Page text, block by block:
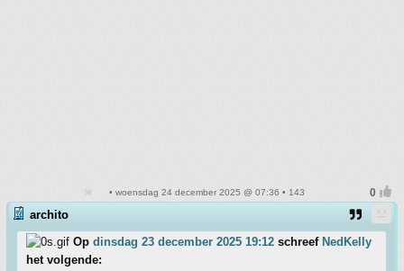
• woensdag 24 december 2025 @ 07:36 • 143
archito
Op dinsdag 23 december 2025 19:12 schreef NedKelly
het volgende: